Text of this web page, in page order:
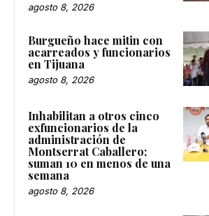
agosto 8, 2026
Burgueño hace mitin con
acarreados y funcionarios
en Tijuana
agosto 8, 2026
Inhabilitan a otros cinco
exfuncionarios de la
administración de
Montserrat Caballero;
suman 10 en menos de una
semana
agosto 8, 2026